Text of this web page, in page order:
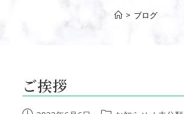
> ブログ
ご挨拶